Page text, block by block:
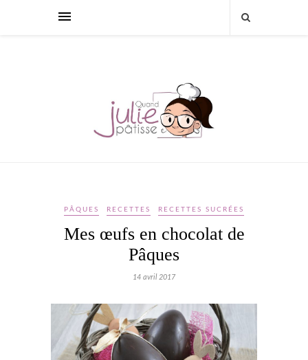
PÂQUES RECETTES RECETTES SUCRÉES
Mes œufs en chocolat de
Pâques
14 avril 2017